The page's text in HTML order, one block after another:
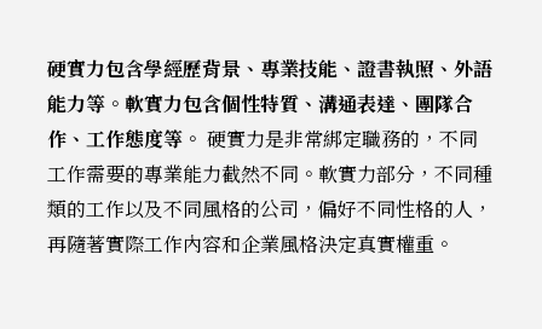
硬實力包含學經歷背景、專業技能、證書執照、外語
能力等。軟實力包含個性特質、溝通表達、團隊合
作、工作態度等。 硬實力是非常綁定職務的，不同
工作需要的專業能力截然不同。軟實力部分，不同種
類的工作以及不同風格的公司，偏好不同性格的人，
再隨著實際工作內容和企業風格決定真實權重。